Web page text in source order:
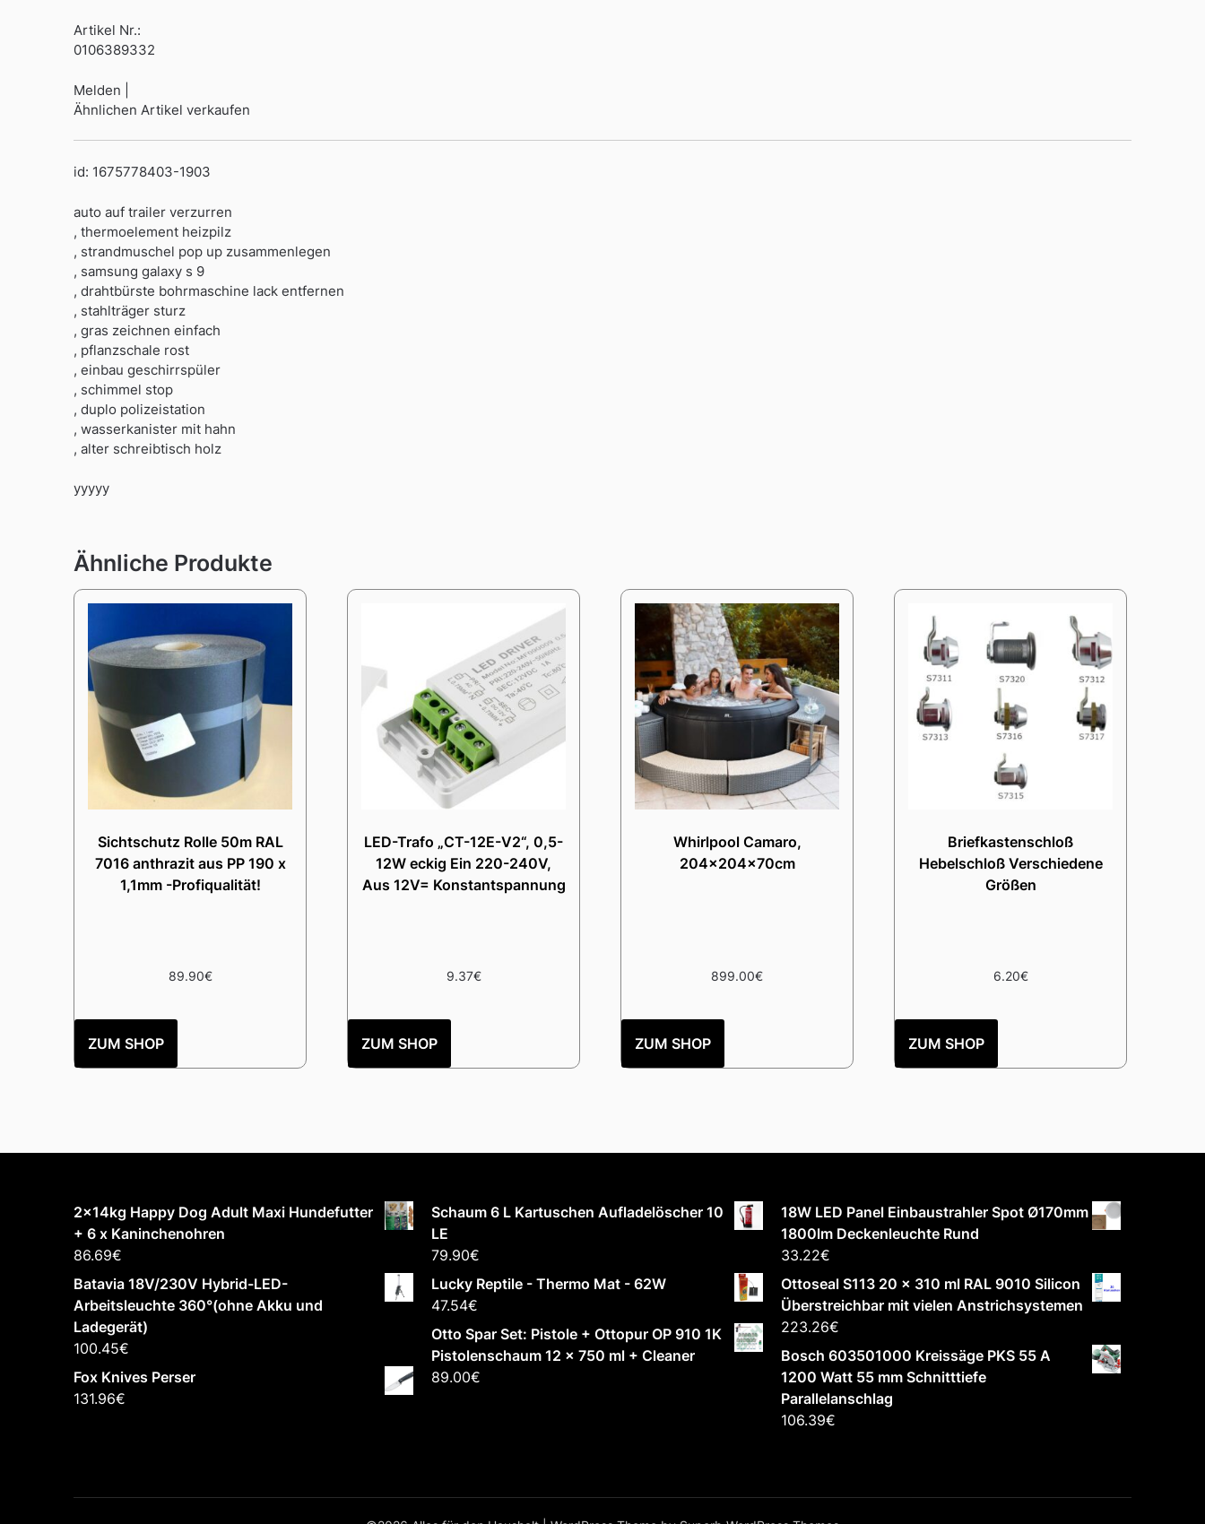
Artikel Nr.:
0106389332
Melden |
Ähnlichen Artikel verkaufen
id: 1675778403-1903
auto auf trailer verzurren
, thermoelement heizpilz
, strandmuschel pop up zusammenlegen
, samsung galaxy s 9
, drahtbürste bohrmaschine lack entfernen
, stahlträger sturz
, gras zeichnen einfach
, pflanzschale rost
, einbau geschirrspüler
, schimmel stop
, duplo polizeistation
, wasserkanister mit hahn
, alter schreibtisch holz
yyyyy
Ähnliche Produkte
Sichtschutz Rolle 50m RAL
7016 anthrazit aus PP 190 x
1,1mm -Profiqualität!
89.90€
ZUM SHOP
LED-Trafo „CT-12E-V2“, 0,5-
12W eckig Ein 220-240V,
Aus 12V= Konstantspannung
9.37€
ZUM SHOP
Whirlpool Camaro,
204x204x70cm
899.00€
ZUM SHOP
Briefkastenschloß
Hebelschloß Verschiedene
Größen
6.20€
ZUM SHOP
2x14kg Happy Dog Adult Maxi Hundefutter
+ 6 x Kaninchenohren
86.69€
Batavia 18V/230V Hybrid-LED-
Arbeitsleuchte 360°(ohne Akku und
Ladegerät)
100.45€
Fox Knives Perser
131.96€
Schaum 6 L Kartuschen Aufladelöscher 10
LE
79.90€
Lucky Reptile - Thermo Mat - 62W
47.54€
Otto Spar Set: Pistole + Ottopur OP 910 1K
Pistolenschaum 12 x 750 ml + Cleaner
89.00€
18W LED Panel Einbaustrahler Spot Ø170mm
1800lm Deckenleuchte Rund
33.22€
Ottoseal S113 20 x 310 ml RAL 9010 Silicon
Überstreichbar mit vielen Anstrichsystemen
223.26€
Bosch 603501000 Kreissäge PKS 55 A
1200 Watt 55 mm Schnitttiefe
Parallelanschlag
106.39€